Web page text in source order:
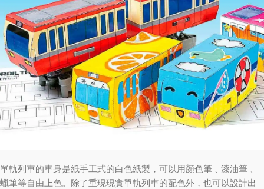
單軌列車的車身是紙手工式的白色紙製，可以用顏色筆﹑漆油筆﹑
蠟筆等自由上色。除了重現現實單軌列車的配色外，也可以設計出